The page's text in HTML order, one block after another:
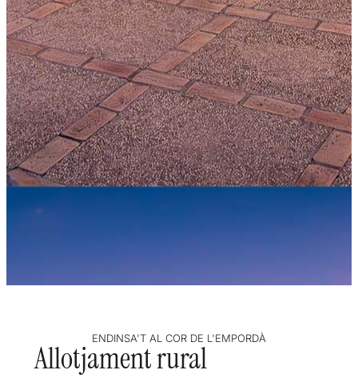
ENDINSA'T AL COR DE L'EMPORDÀ
Allotjament rural